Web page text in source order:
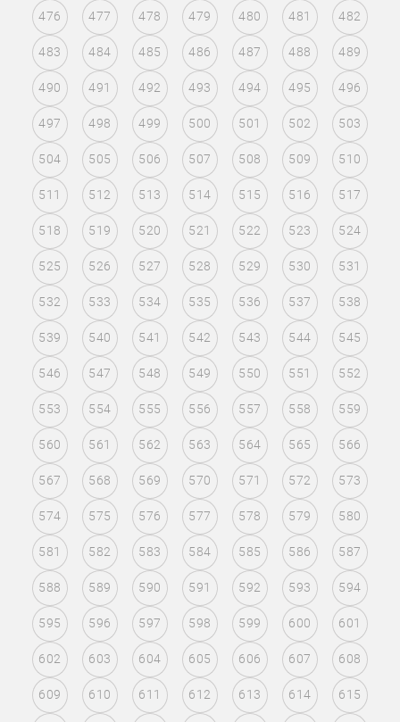
476 477 478 479 480 481 482
483 484 485 486 487 488 489
490 491 492 493 494 495 496
497 498 499 500 501 502 503
504 505 506 507 508 509 510
511 512 513 514 515 516 517
518 519 520 521 522 523 524
525 526 527 528 529 530 531
532 533 534 535 536 537 538
539 540 541 542 543 544 545
546 547 548 549 550 551 552
553 554 555 556 557 558 559
560 561 562 563 564 565 566
567 568 569 570 571 572 573
574 575 576 577 578 579 580
581 582 583 584 585 586 587
588 589 590 591 592 593 594
595 596 597 598 599 600 601
602 603 604 605 606 607 608
609 610 611 612 613 614 615